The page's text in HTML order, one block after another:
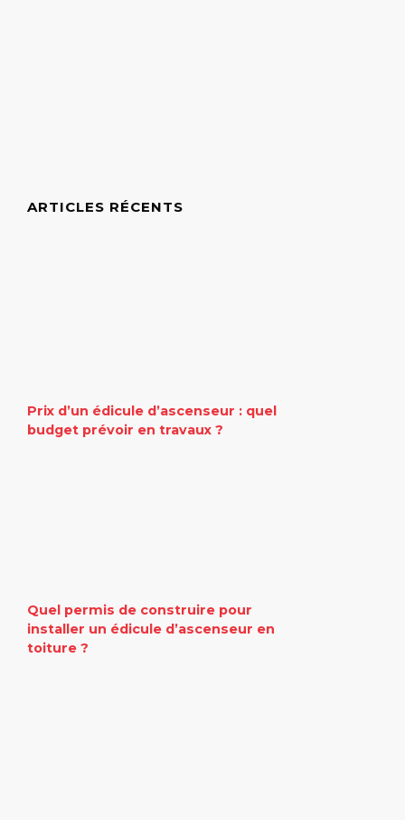
ARTICLES RÉCENTS
Prix d’un édicule d’ascenseur : quel
budget prévoir en travaux ?
Quel permis de construire pour
installer un édicule d’ascenseur en
toiture ?